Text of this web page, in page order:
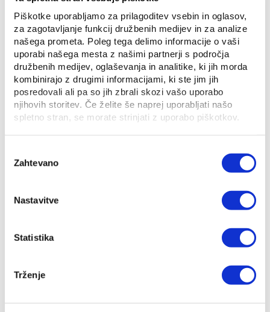
Piškotke uporabljamo za prilagoditev vsebin in oglasov,
za zagotavljanje funkcij družbenih medijev in za analize
našega prometa. Poleg tega delimo informacije o vaši
uporabi našega mesta z našimi partnerji s področja
družbenih medijev, oglaševanja in analitike, ki jih morda
kombinirajo z drugimi informacijami, ki ste jim jih
posredovali ali pa so jih zbrali skozi vašo uporabo
njihovih storitev. Če želite še naprej uporabljati našo
spletno stran, se morate strinjati z uporabo piškotkov.
soglasja
Zahtevano
Nastavitve
Statistika
Trženje
Varčevanje se na računu pozna pri obračunu
porabljene energije (variabilni del računa), fi...
morem dobiti dov...
Pametna hiša